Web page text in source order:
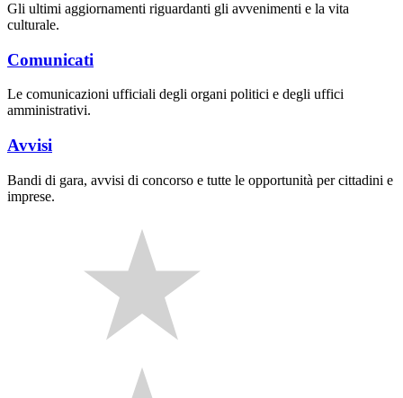
Gli ultimi aggiornamenti riguardanti gli avvenimenti e la vita
culturale.
Comunicati
Le comunicazioni ufficiali degli organi politici e degli uffici
amministrativi.
Avvisi
Bandi di gara, avvisi di concorso e tutte le opportunità per cittadini e
imprese.